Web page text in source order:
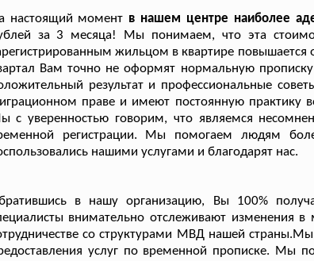
настоящий момент в нашем центре наиболее
за 3 месяца! Мы понимаем, что эта
жильцом в квартире повышается
Вам точно не оформят нормальную
результат и профессиональные
праве и имеют постоянную практику
с уверенностью говорим, что являемся
регистрации. Мы помогаем людям
нашими услугами и благодарят нас.
в нашу организацию, Вы 100%
внимательно отслеживают изменения
со структурами МВД нашей
услуг по временной прописке.